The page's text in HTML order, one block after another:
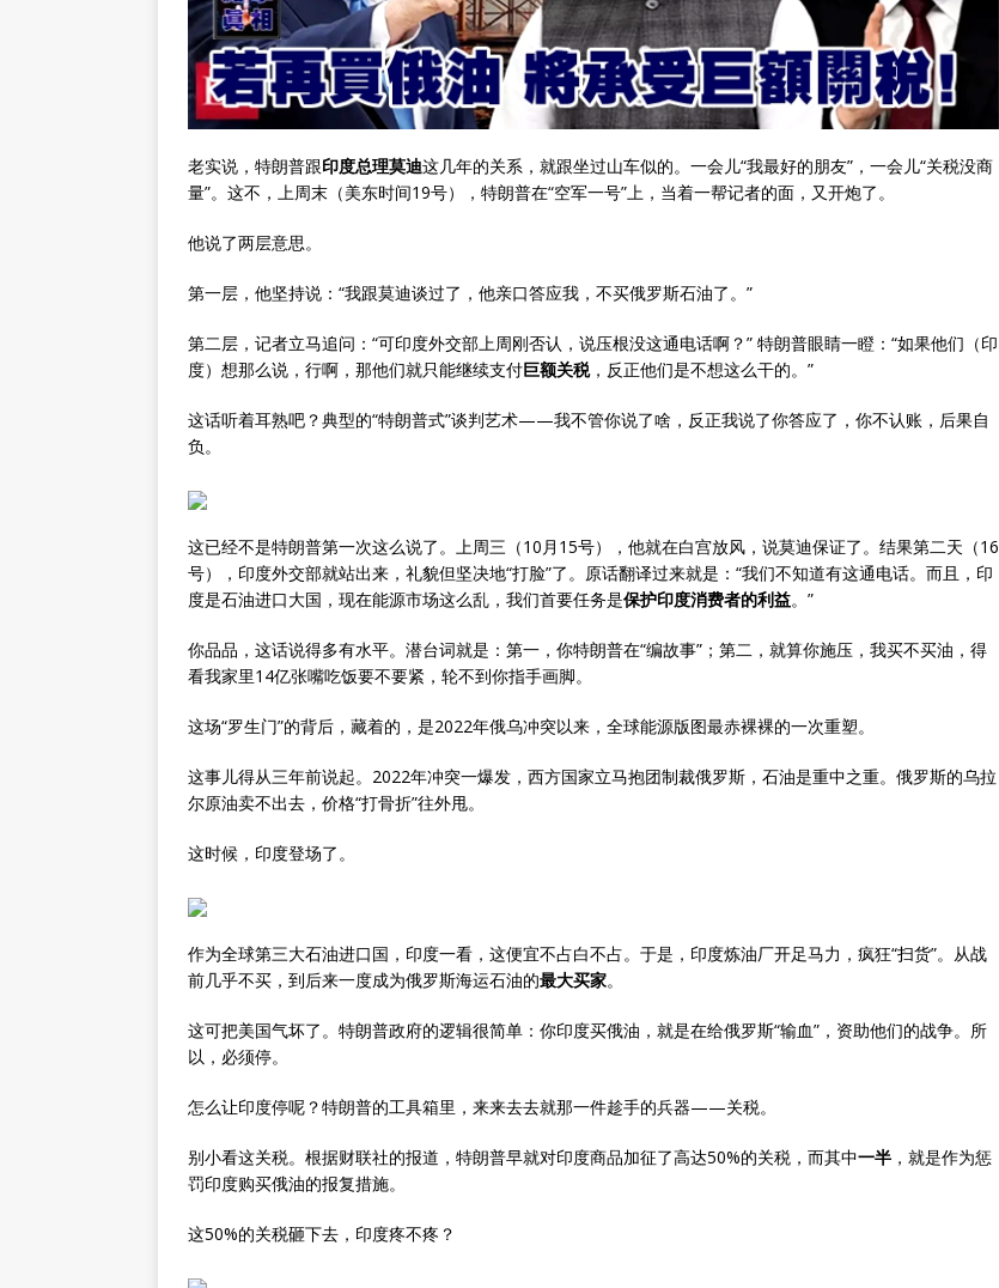
老实说，特朗普跟印度总理莫迪这几年的关系，就跟坐过山车似的。一会儿“我最好的朋友”，一会儿“关税没商
量”。这不，上周末（美东时间19号），特朗普在“空军一号”上，当着一帮记者的面，又开炮了。
他说了两层意思。
第一层，他坚持说：“我跟莫迪谈过了，他亲口答应我，不买俄罗斯石油了。”
第二层，记者立马追问：“可印度外交部上周刚否认，说压根没这通电话啊？” 特朗普眼睛一瞪：“如果他们（印
度）想那么说，行啊，那他们就只能继续支付巨额关税，反正他们是不想这么干的。”
这话听着耳熟吧？典型的“特朗普式”谈判艺术——我不管你说了啥，反正我说了你答应了，你不认账，后果自
负。
这已经不是特朗普第一次这么说了。上周三（10月15号），他就在白宫放风，说莫迪保证了。结果第二天（16
号），印度外交部就站出来，礼貌但坚决地“打脸”了。原话翻译过来就是：“我们不知道有这通电话。而且，印
度是石油进口大国，现在能源市场这么乱，我们首要任务是保护印度消费者的利益。”
你品品，这话说得多有水平。潜台词就是：第一，你特朗普在“编故事”；第二，就算你施压，我买不买油，得
看我家里14亿张嘴吃饭要不要紧，轮不到你指手画脚。
这场“罗生门”的背后，藏着的，是2022年俄乌冲突以来，全球能源版图最赤裸裸的一次重塑。
这事儿得从三年前说起。2022年冲突一爆发，西方国家立马抱团制裁俄罗斯，石油是重中之重。俄罗斯的乌拉
尔原油卖不出去，价格“打骨折”往外甩。
这时候，印度登场了。
作为全球第三大石油进口国，印度一看，这便宜不占白不占。于是，印度炼油厂开足马力，疯狂“扫货”。从战
前几乎不买，到后来一度成为俄罗斯海运石油的最大买家。
这可把美国气坏了。特朗普政府的逻辑很简单：你印度买俄油，就是在给俄罗斯“输血”，资助他们的战争。所
以，必须停。
怎么让印度停呢？特朗普的工具箱里，来来去去就那一件趁手的兵器——关税。
别小看这关税。根据财联社的报道，特朗普早就对印度商品加征了高达50%的关税，而其中一半 ，就是作为惩
罚印度购买俄油的报复措施。
这50%的关税砸下去，印度疼不疼？